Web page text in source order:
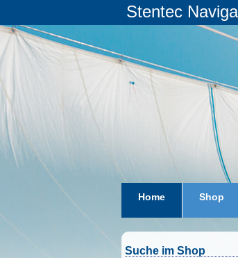
Stentec
Home Shop
Suche im Shop